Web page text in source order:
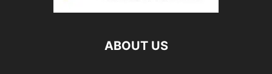
ABOUT US